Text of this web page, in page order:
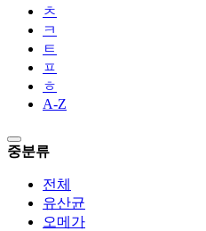
ㅊ
ㅋ
ㅌ
ㅍ
ㅎ
A-Z
중분류
전체
유산균
오메가